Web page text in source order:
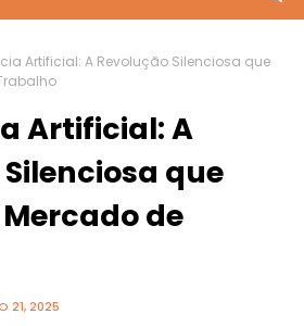
Artificial: A Revolução Silenciosa que
Artificial: A
que
de
21, 2025